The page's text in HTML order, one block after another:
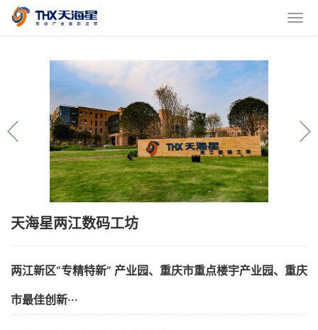
天海星两江数码工坊
两江新区“专精特新” 产业园、重庆市重点楼宇产业园、重庆
市最佳创新···